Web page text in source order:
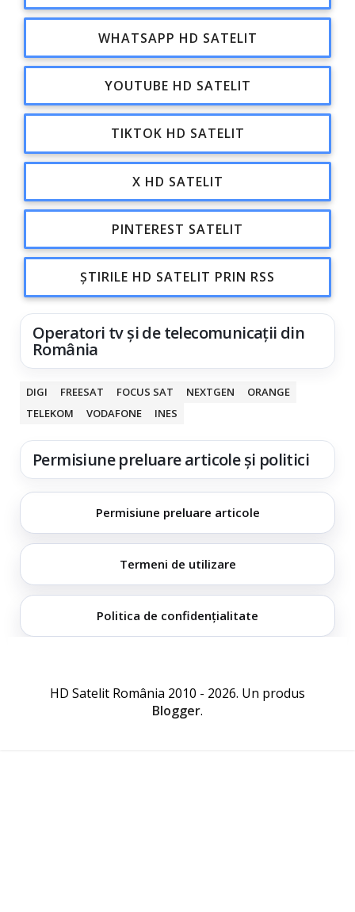
WHATSAPP HD SATELIT
YOUTUBE HD SATELIT
TIKTOK HD SATELIT
X HD SATELIT
PINTEREST SATELIT
ȘTIRILE HD SATELIT PRIN RSS
Operatori tv și de telecomunicații din
România
DIGI FREESAT FOCUS SAT NEXTGEN
ORANGE
TELEKOM
VODAFONE INES
Permisiune preluare articole și politici
Permisiune preluare articole
Termeni de utilizare
Politica de confidențialitate
HD Satelit România 2010 - 2026. Un produs
Blogger.